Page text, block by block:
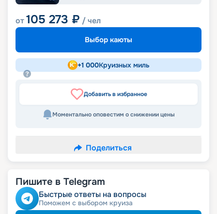
от105 273 ₽ / чел
Выбор каюты
+1 000Круизных миль
Добавить в избранное
Моментально оповестим о снижении цены
Поделиться
Пишите в Telegram
Быстрые ответы на вопросы
Поможем с выбором круиза